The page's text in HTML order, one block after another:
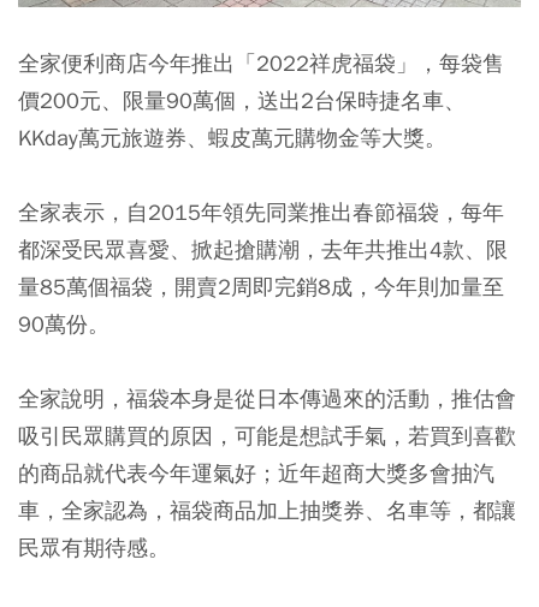
全家便利商店今年推出「2022祥虎福袋」，每袋售
價200元、限量90萬個，送出2台保時捷名車、
KKday萬元旅遊券、蝦皮萬元購物金等大獎。
全家表示，自2015年領先同業推出春節福袋，每年
都深受民眾喜愛、掀起搶購潮，去年共推出4款、限
量85萬個福袋，開賣2周即完銷8成，今年則加量至
90萬份。
全家說明，福袋本身是從日本傳過來的活動，推估會
吸引民眾購買的原因，可能是想試手氣，若買到喜歡
的商品就代表今年運氣好；近年超商大獎多會抽汽
車，全家認為，福袋商品加上抽獎券、名車等，都讓
民眾有期待感。